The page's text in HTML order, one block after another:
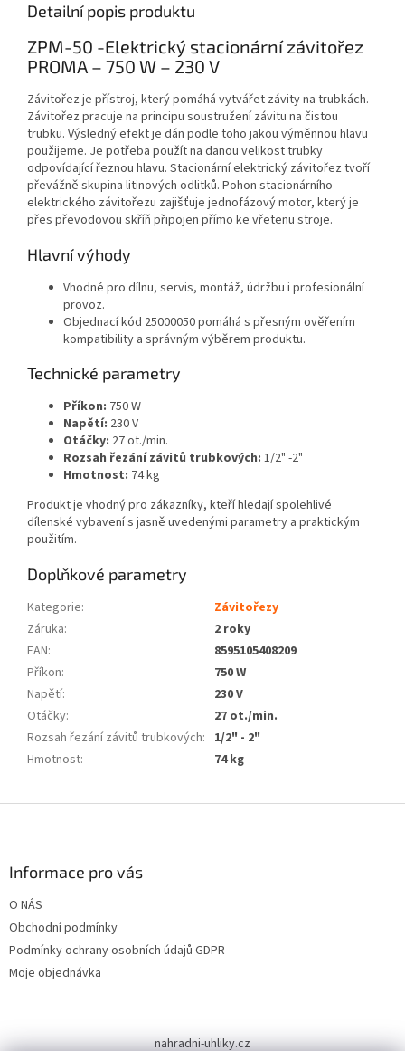
Detailní popis produktu
ZPM-50 -Elektrický stacionární závitořez
PROMA – 750 W – 230 V
Závitořez je přístroj, který pomáhá vytvářet závity na trubkách.
Závitořez pracuje na principu soustružení závitu na čistou
trubku. Výsledný efekt je dán podle toho jakou výměnnou hlavu
použijeme. Je potřeba použít na danou velikost trubky
odpovídající řeznou hlavu. Stacionární elektrický závitořez tvoří
převážně skupina litinových odlitků. Pohon stacionárního
elektrického závitořezu zajišťuje jednofázový motor, který je
přes převodovou skříň připojen přímo ke vřetenu stroje.
Hlavní výhody
Vhodné pro dílnu, servis, montáž, údržbu i profesionální
provoz.
Objednací kód 25000050 pomáhá s přesným ověřením
kompatibility a správným výběrem produktu.
Technické parametry
Příkon: 750 W
Napětí: 230 V
Otáčky: 27 ot./min.
Rozsah řezání závitů trubkových: 1/2" -2"
Hmotnost: 74 kg
Produkt je vhodný pro zákazníky, kteří hledají spolehlivé
dílenské vybavení s jasně uvedenými parametry a praktickým
použitím.
Doplňkové parametry
Kategorie:
Závitořezy
Záruka:
2 roky
EAN:
8595105408209
Příkon:
750 W
Napětí:
230 V
Otáčky:
27 ot./min.
Rozsah řezání závitů trubkových: 1/2" - 2"
Hmotnost: 74 kg
Informace pro vás
O NÁS
Obchodní podmínky
Podmínky ochrany osobních údajů GDPR
Moje objednávka
nahradni-uhliky.cz